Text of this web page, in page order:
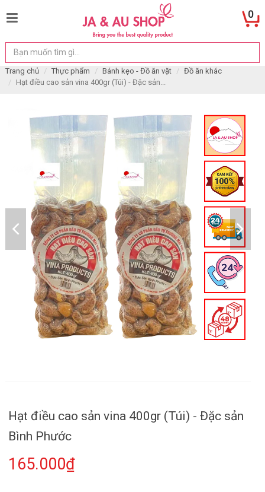
0
Trang chủ Thực phẩm Bánh kẹo - Đồ ăn vặt
Đồ ăn khác
Hạt điều cao sản vina 400gr (Túi) - Đặc sản...
Hạt điều cao sản vina 400gr (Túi) - Đặc sản
Bình Phước
165.000₫